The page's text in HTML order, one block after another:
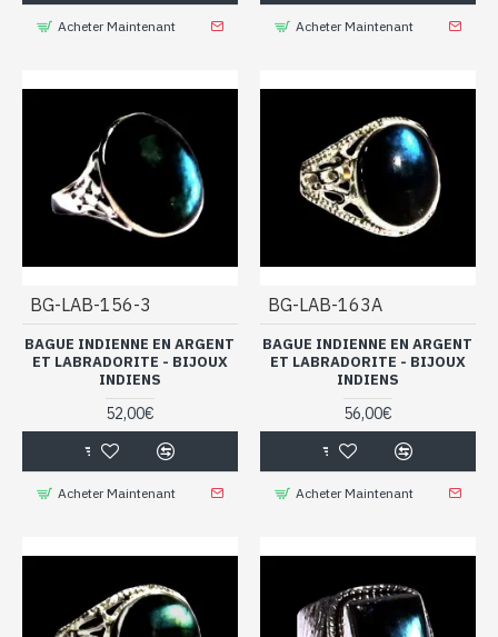
Acheter Maintenant Acheter Maintenant
BG-LAB-156-3
BAGUE INDIENNE EN ARGENT
ET LABRADORITE - BIJOUX
INDIENS
52,00€
Acheter Maintenant
BG-LAB-163A
BAGUE INDIENNE EN ARGENT
ET LABRADORITE - BIJOUX
INDIENS
56,00€
Acheter Maintenant